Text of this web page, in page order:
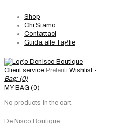
Shop
Chi Siamo
Contattaci
Guida alle Taglie
Client service Preferiti Wishlist -
Bag: (0)
MY BAG (0)
No products in the cart.
De Nisco Boutique